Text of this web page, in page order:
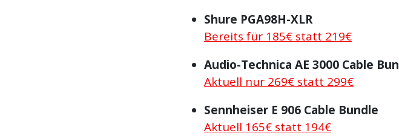
Shure PGA98H-XLR
Bereits für 185€ statt 219€
Audio-Technica AE 3000 Cable
Aktuell nur 269€ statt 299€
Sennheiser E 906 Cable Bundle
Aktuell 165€ statt 194€